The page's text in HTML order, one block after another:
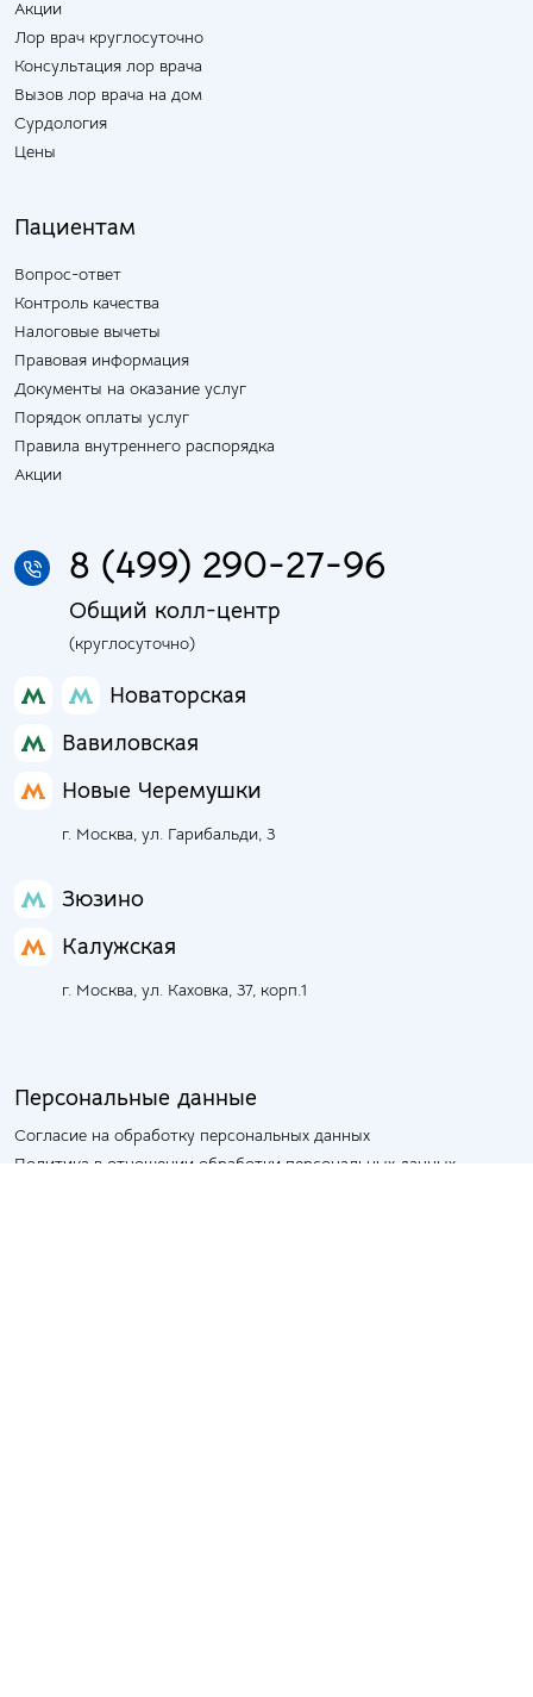
Акции
Лор врач круглосуточно
Консультация лор врача
Вызов лор врача на дом
Сурдология
Цены
Пациентам
Вопрос-ответ
Контроль качества
Налоговые вычеты
Правовая информация
Документы на оказание услуг
Порядок оплаты услуг
Правила внутреннего распорядка
Акции
8 (499) 290-27-96
Общий колл-центр
(круглосуточно)
Новаторская
Вавиловская
Новые Черемушки
г. Москва, ул. Гарибальди, 3
Зюзино
Калужская
г. Москва, ул. Каховка, 37, корп.1
Персональные данные
Согласие на обработку персональных данных
Политика в отношении обработки персональных данных